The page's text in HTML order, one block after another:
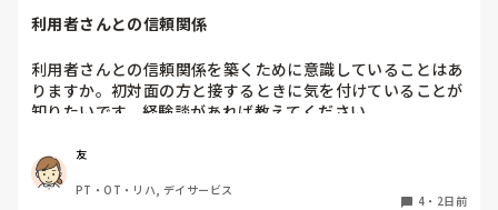
利用者さんとの信頼関係
利用者さんとの信頼関係を築くために意識していることはあ
りますか。初対面の方と接するときに気を付けていることが
知りたいです。経験談があれば教えてください。
友
PT・OT・リハ, デイサービス
4 ・ 2日前